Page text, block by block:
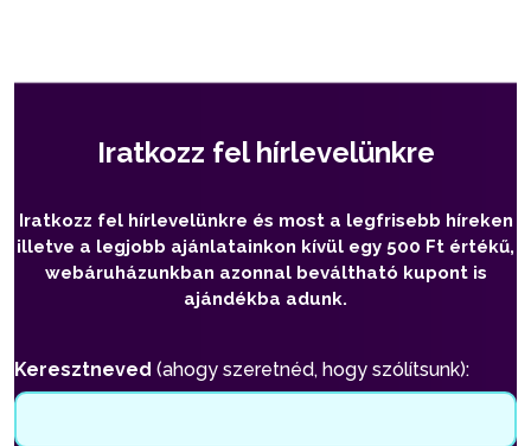
Iratkozz fel hírlevelünkre
Iratkozz fel hírlevelünkre és most a legfrisebb híreken
illetve a legjobb ajánlatainkon kívül egy 500 Ft értékű,
webáruházunkban azonnal beváltható kupont is
ajándékba adunk.
Keresztneved (ahogy szeretnéd, hogy szólítsunk):